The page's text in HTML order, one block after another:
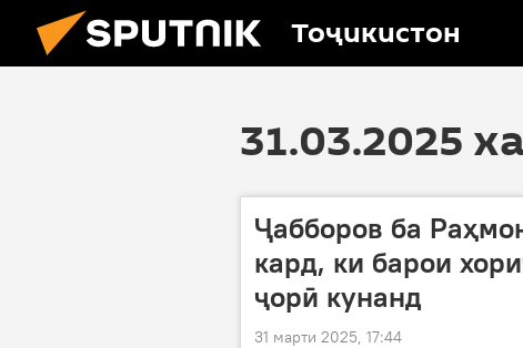
Тоҷикистон
31.03.2025
Ҷабборов ба
кард, ки барои
ҷорӣ кунанд
31 марти 2025, 17:44